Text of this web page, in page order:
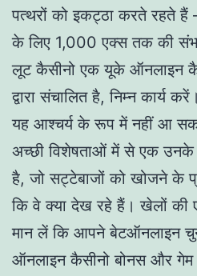
पत्थरों को इकट्ठा करते रहते
के लिए 1,000 एक्स तक की
लूट कैसीनो एक यूके ऑनलाइन
द्वारा संचालित है, निम्न कार्य
यह आश्चर्य के रूप में नहीं आ
अच्छी विशेषताओं में से एक उनके
है, जो सट्टेबाजों को खोजने के
कि वे क्या देख रहे हैं। खेलों की
मान लें कि आपने बेटऑनलाइन
ऑनलाइन कैसीनो बोनस और गेम